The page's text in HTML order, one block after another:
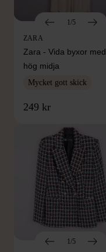
1/5
ZARA
Zara - Vida byxor med
hög midja
Mycket gott skick
249 kr
1/5